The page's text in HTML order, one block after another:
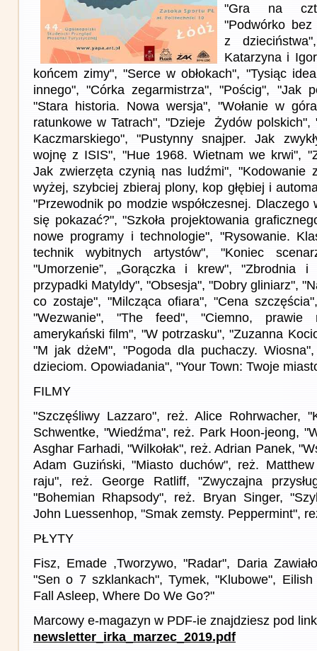
"Gra na
"Podwórko
z
Katarzyna i
końcem zimy", "Serce w obłokach", "Tysiąc
innego", "Córka zegarmistrza", "Pościg", "Jak
"Stara historia. Nowa wersja", "Wołanie w
ratunkowe w Tatrach", "Dzieje Żydów polskich",
Kaczmarskiego", "Pustynny snajper. Jak
wojnę z ISIS", "Hue 1968. Wietnam we krwi",
Jak zwierzęta czynią nas ludźmi", "Kodowanie
wyżej, szybciej zbieraj plony, kop głębiej i
"Przewodnik po modzie współczesnej.
się pokazać?", "Szkoła projektowania
nowe programy i technologie", "Rysowanie.
technik wybitnych artystów", "Koniec
"Umorzenie”, „Gorączka i krew", "Zbrodnia i
przypadki Matyldy", "Obsesja", "Dobry gliniarz",
co zostaje", "Milcząca ofiara", "Cena
"Wezwanie", "The feed", "Ciemno,
amerykański film", "W potrzasku", "Zuzanna
"M jak dżeM", "Pogoda dla puchaczy.
dzieciom. Opowiadania", "Your Town: Twoje
FILMY
"Szczęśliwy Lazzaro", reż. Alice Rohrwacher,
Schwentke, "Wiedźma", reż. Park Hoon-jeong,
Asghar Farhadi, "Wilkołak", reż. Adrian Panek,
Adam Guziński, "Miasto duchów", reż.
raju", reż. George Ratliff, "Zwyczajna
"Bohemian Rhapsody", reż. Bryan Singer,
John Luessenhop, "Smak zemsty. Peppermint",
PŁYTY
Fisz, Emade ,Tworzywo, "Radar", Daria
"Sen o 7 szklankach", Tymek, "Klubowe",
Fall Asleep, Where Do We Go?"
Marcowy e-magazyn w PDF-ie znajdziesz pod
newsletter_irka_marzec_2019.pdf